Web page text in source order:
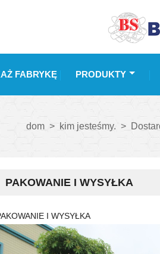
FABRYKĘ PRODUKTY
dom > kim jesteśmy. >
PAKOWANIE I WYSYŁKA
I WYSYŁKA